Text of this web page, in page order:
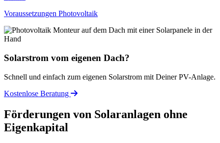
Voraussetzungen Photovoltaik
Solarstrom vom eigenen Dach?
Schnell und einfach zum eigenen Solarstrom mit Deiner PV-Anlage.
Kostenlose Beratung
Förderungen von Solaranlagen ohne
Eigenkapital